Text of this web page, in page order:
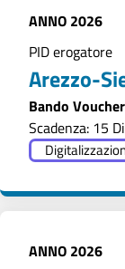
ANNO 2026
PID erogatore
Arezzo-
Bando
Scadenza: 15
ANNO 2026